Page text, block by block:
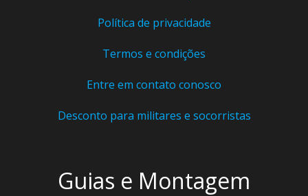
Política de privacidade
Termos e condições
Entre em contato conosco
Desconto para militares e socorristas
Guias e Montagem